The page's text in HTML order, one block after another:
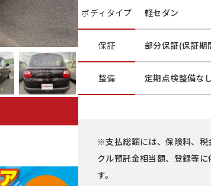
ボディ タイプ 軽セダン
保証 部分保証(保証
整備 定期点検整備な
※支払総額には、保険料、税
クル預託金相当額、登録等
す。